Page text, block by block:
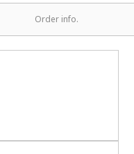
Order info.